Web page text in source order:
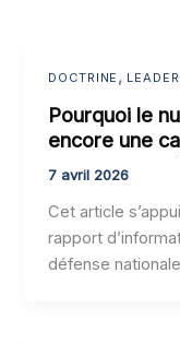
DOCTRINE ,
Pourquoi le
encore une
7 avril 2026
Cet article
rapport
défense